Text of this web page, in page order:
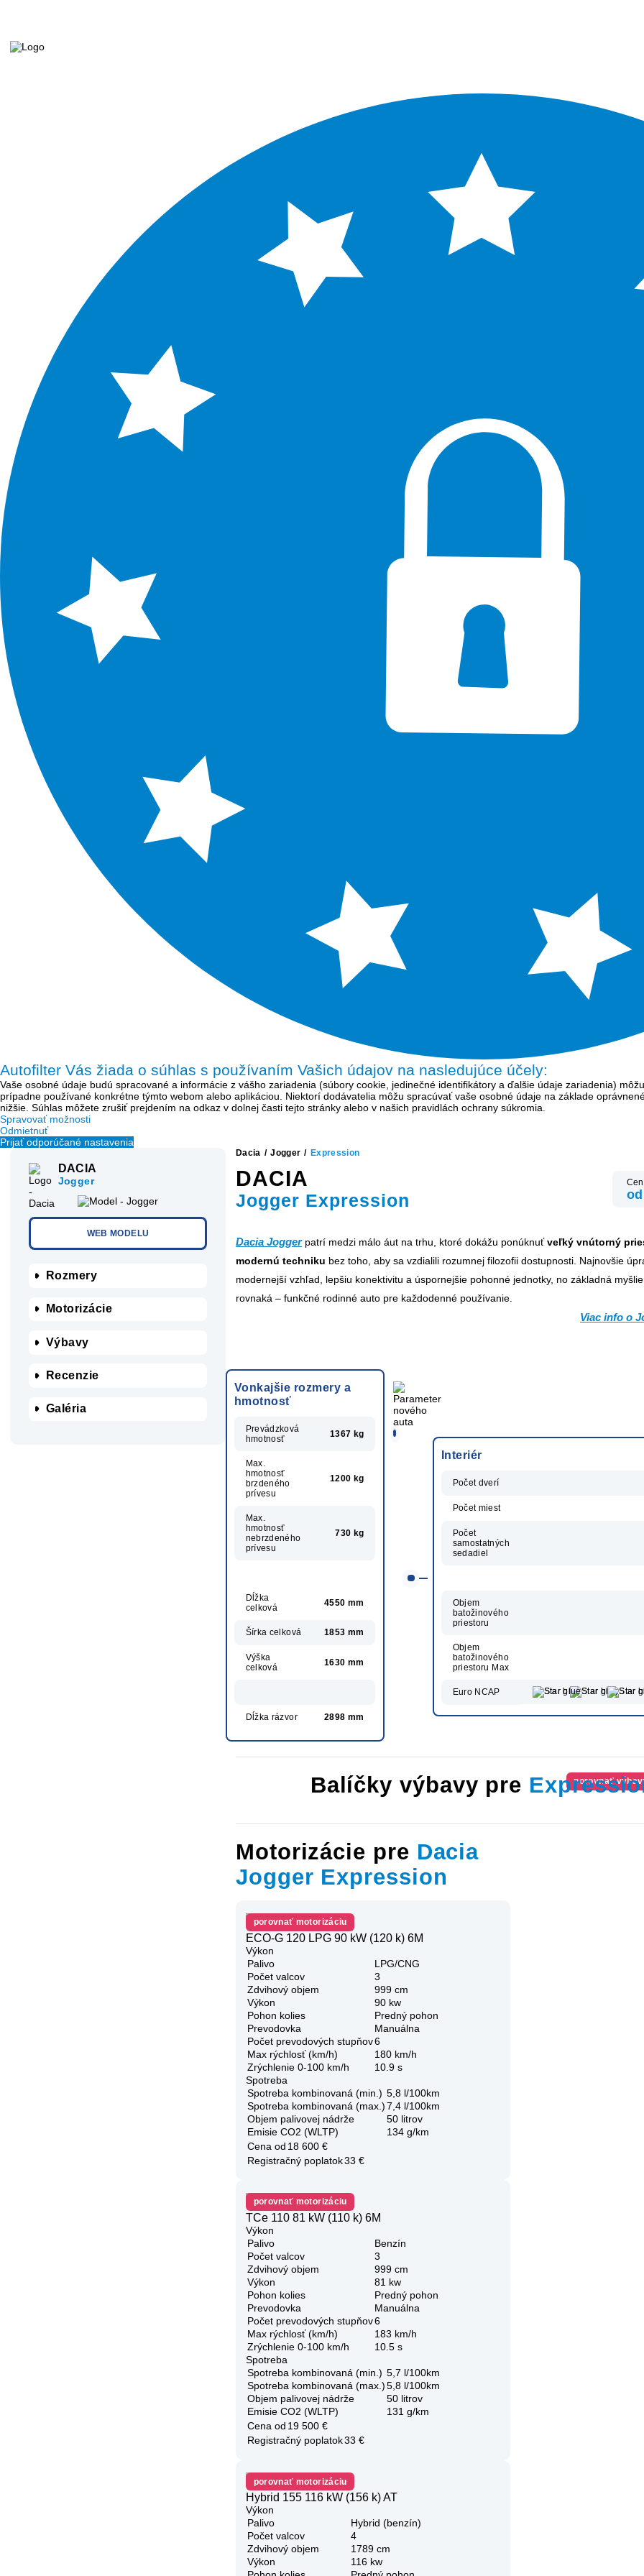
Autofilter Vás žiada o súhlas s používaním Vašich údajov na nasledujúce účely:
Vaše osobné údaje budú spracované a informácie z vášho zariadenia (súbory cookie, jedinečné identifikátory a ďalšie údaje zariadenia)
prípadne používané konkrétne týmto webom alebo aplikáciou. Niektorí dodávatelia môžu spracúvať vaše osobné údaje na základe
nižšie. Súhlas môžete zrušiť prejdením na odkaz v dolnej časti tejto stránky alebo v našich pravidlách ochrany súkromia.
Spravovať možnosti
Odmietnuť
Prijať odporúčané nastavenia
DACIA
Jogger
WEB MODELU
Rozmery
Motorizácie
Výbavy
Recenzie
Galéria
Dacia / Jogger / Expression
DACIA
Jogger Expression
Dacia Joggerpatrí medzi málo áut na trhu, ktoré dokážu ponúknuťveľký vnútorný
modernú techniku bez toho, aby sa vzdialili rozumnej filozofii dostupnosti. Najnovšie
modernejší vzhľad, lepšiu konektivitu a úspornejšie pohonné jednotky, no základná
rovnaká – funkčné rodinné auto pre každodenné používanie.
Viac info o
Vonkajšie rozmery a
hmotnosť
Prevádzková
hmotnosť
1367 kg
Max.
hmotnosť
brzdeného
prívesu
1200 kg
Max.
hmotnosť
nebrzdeného
prívesu
730 kg
Dĺžka
celková
4550 mm
Šírka celková 1853 mm
Výška
celková
1630 mm
Dĺžka rázvor 2898 mm
Interiér
Počet dverí
Počet miest
Počet
samostatných
sedadiel
Objem
batožinového
priestoru
Objem
batožinového
priestoru Max
Euro NCAP
porovnať
Balíčky výbavy pre
Motorizácie pre Dacia
Jogger Expression
porovnať motorizáciu
ECO-G 120 LPG 90 kW (120 k) 6M
Výkon
Palivo
LPG/CNG
Počet valcov
3
Zdvihový objem
999 cm
Výkon
90 kw
Pohon kolies
Predný pohon
Prevodovka
Manuálna
Počet prevodových stupňov6
Max rýchlosť (km/h)
180 km/h
Zrýchlenie 0-100 km/h
10.9 s
Spotreba
Spotreba kombinovaná (min.) 5,8 l/100km
Spotreba kombinovaná (max.)7,4 l/100km
Objem palivovej nádrže
50 litrov
Emisie CO2 (WLTP)
134 g/km
Cena od 18 600 €
Registračný poplatok33 €
porovnať motorizáciu
TCe 110 81 kW (110 k) 6M
Výkon
Palivo
Benzín
Počet valcov
3
Zdvihový objem
999 cm
Výkon
81 kw
Pohon kolies
Predný pohon
Prevodovka
Manuálna
Počet prevodových stupňov6
Max rýchlosť (km/h)
183 km/h
Zrýchlenie 0-100 km/h
10.5 s
Spotreba
Spotreba kombinovaná (min.) 5,7 l/100km
Spotreba kombinovaná (max.)5,8 l/100km
Objem palivovej nádrže
50 litrov
Emisie CO2 (WLTP)
131 g/km
Cena od 19 500 €
Registračný poplatok33 €
porovnať motorizáciu
Hybrid 155 116 kW (156 k) AT
Výkon
Palivo
Hybrid (benzín)
Počet valcov
4
Zdvihový objem
1789 cm
Výkon
116 kw